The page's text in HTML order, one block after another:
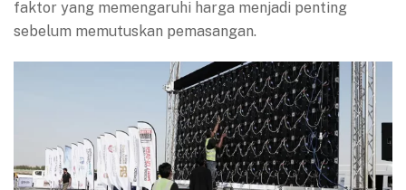
faktor yang memengaruhi harga menjadi penting
sebelum memutuskan pemasangan.